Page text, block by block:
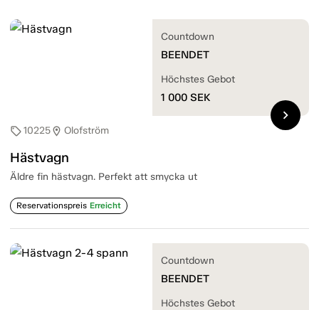
sell10225location_on Olofström
Hästvagn
Äldre fin hästvagn. Perfekt att smycka ut
Reservationspreis Erreicht
Countdown
BEENDET
Höchstes Gebot
1 000 SEK
chevron_right
Countdown
BEENDET
Höchstes Gebot